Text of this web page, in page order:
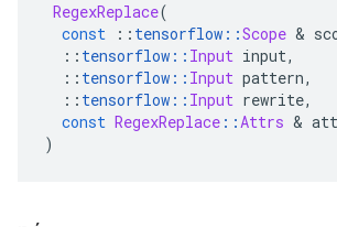
RegexReplace(
const
:: tensorflow ::Scope &
:: tensorflow :: Input input,
:: tensorflow :: Input pattern,
:: tensorflow :: Input rewrite,
const RegexReplace ::Attrs &
)